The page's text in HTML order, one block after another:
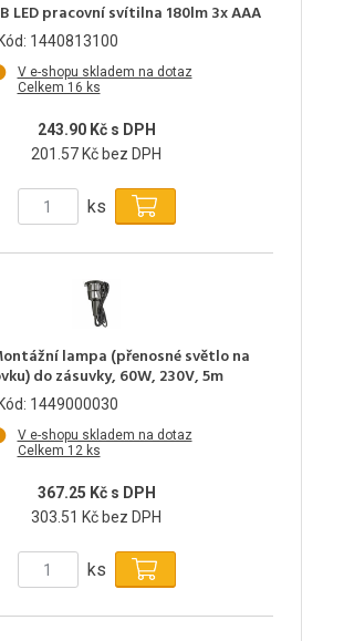
LED pracovní svítilna 180lm 3x AAA
Kód: 1440813100
V e-shopu skladem na dotaz
Celkem 16 ks
243.90 Kč s DPH
201.57 Kč bez DPH
ks
lampa (přenosné světlo na
do zásuvky, 60W, 230V, 5m
Kód: 1449000030
V e-shopu skladem na dotaz
Celkem 12 ks
367.25 Kč s DPH
303.51 Kč bez DPH
ks